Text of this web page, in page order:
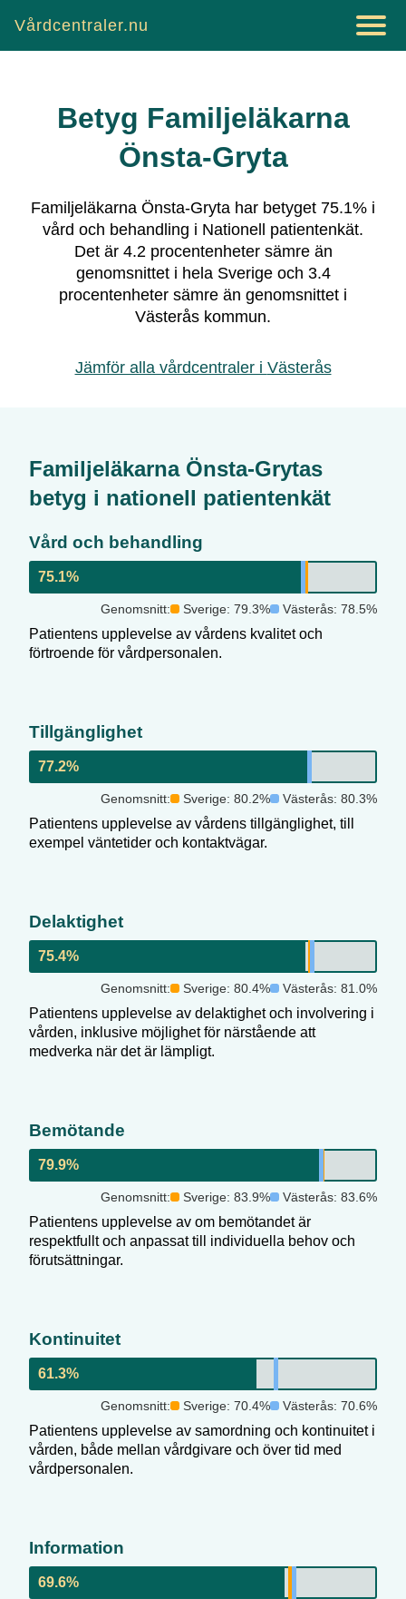
Vårdcentraler.nu
Betyg Familjeläkarna
Önsta-Gryta
Familjeläkarna Önsta-Gryta har betyget 75.1% i
vård och behandling i Nationell patientenkät.
Det är 4.2 procentenheter sämre än
genomsnittet i hela Sverige och 3.4
procentenheter sämre än genomsnittet i
Västerås kommun.
Jämför alla vårdcentraler i Västerås
Familjeläkarna Önsta-Grytas
betyg i nationell patientenkät
Vård och behandling
75.1%
Genomsnitt: Sverige: 79.3% Västerås: 78.5%
Patientens upplevelse av vårdens kvalitet och
förtroende för vårdpersonalen.
Tillgänglighet
77.2%
Genomsnitt: Sverige: 80.2% Västerås: 80.3%
Patientens upplevelse av vårdens tillgänglighet, till
exempel väntetider och kontaktvägar.
Delaktighet
75.4%
Genomsnitt: Sverige: 80.4% Västerås: 81.0%
Patientens upplevelse av delaktighet och involvering i
vården, inklusive möjlighet för närstående att
medverka när det är lämpligt.
Bemötande
79.9%
Genomsnitt: Sverige: 83.9% Västerås: 83.6%
Patientens upplevelse av om bemötandet är
respektfullt och anpassat till individuella behov och
förutsättningar.
Kontinuitet
61.3%
Genomsnitt: Sverige: 70.4% Västerås: 70.6%
Patientens upplevelse av samordning och kontinuitet i
vården, både mellan vårdgivare och över tid med
vårdpersonalen.
Information
69.6%